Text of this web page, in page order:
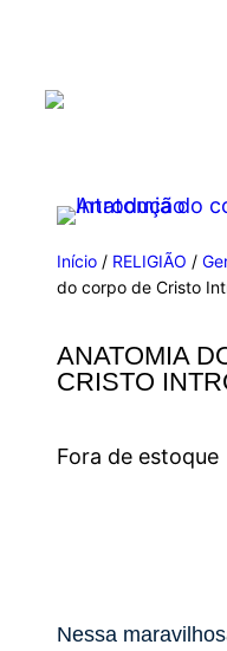
Início / RELIGIÃO /
do corpo de Cristo
ANATOMIA
CRISTO
Fora de estoque
Nessa